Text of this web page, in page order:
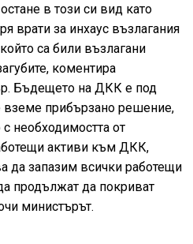
в този си вид като
врати за инхаус възлагания
са били възлагани
коментира
Бъдещето на ДКК е под
прибързано решение,
необходимостта от
активи към ДКК,
да запазим всички работещи
продължат да покриват
министърът.